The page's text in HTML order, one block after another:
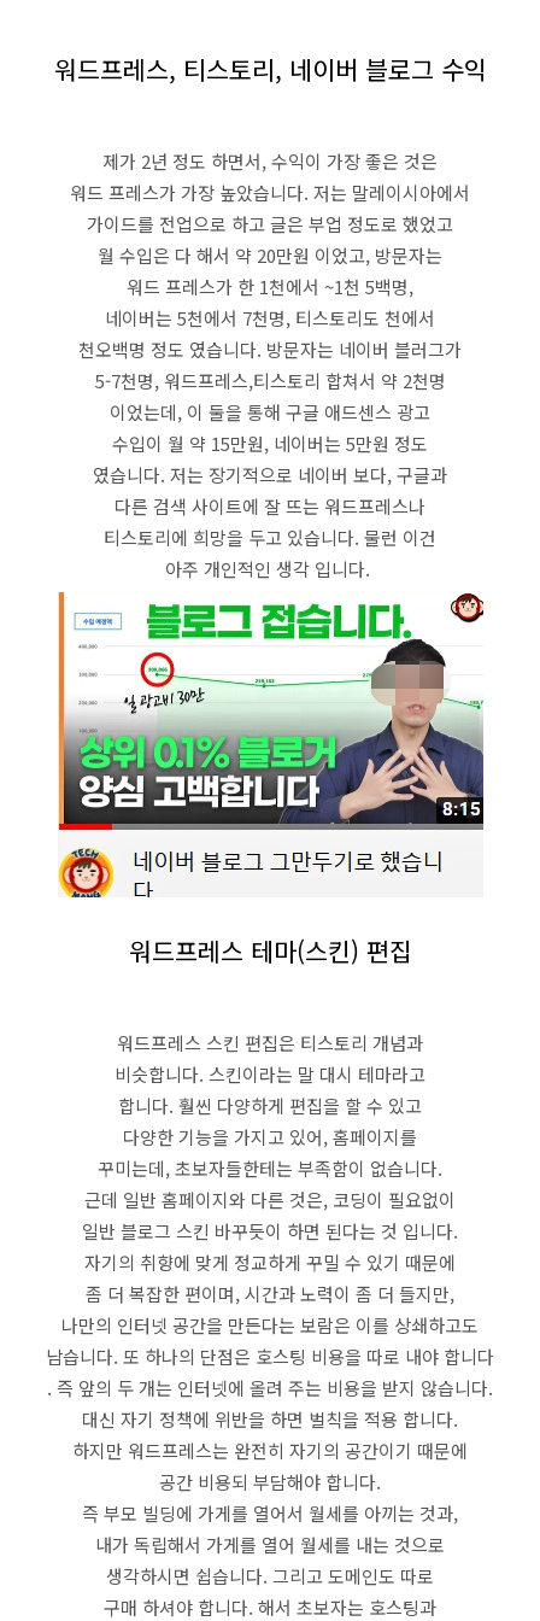
워드프레스, 티스토리, 네이버 블로그 수익
제가 2년 정도 하면서, 수익이 가장 좋은 것은
워드 프레스가 가장 높았습니다. 저는 말레이시아에서
가이드를 전업으로 하고 글은 부업 정도로 했었고
월 수입은 다 해서 약 20만원 이었고, 방문자는
워드 프레스가 한 1천에서 ~1천 5백명,
네이버는 5천에서 7천명, 티스토리도 천에서
천오백명 정도 였습니다. 방문자는 네이버 블러그가
5-7천명, 워드프레스,티스토리 합쳐서 약 2천명
이었는데, 이 둘을 통해 구글 애드센스 광고
수입이 월 약 15만원, 네이버는 5만원 정도
였습니다. 저는 장기적으로 네이버 보다, 구글과
다른 검색 사이트에 잘 뜨는 워드프레스나
티스토리에 희망을 두고 있습니다. 물런 이건
아주 개인적인 생각 입니다.
워드프레스 테마(스킨) 편집
워드프레스 스킨 편집은 티스토리 개념과
비슷합니다. 스킨이라는 말 대시 테마라고
합니다. 훨씬 다양하게 편집을 할 수 있고
다양한 기능을 가지고 있어, 홈페이지를
꾸미는데, 초보자들한테는 부족함이 없습니다.
근데 일반 홈페이지와 다른 것은, 코딩이 필요없이
일반 블로그 스킨 바꾸듯이 하면 된다는 것 입니다.
자기의 취향에 맞게 정교하게 꾸밀 수 있기 때문에
좀 더 복잡한 편이며, 시간과 노력이 좀 더 들지만,
나만의 인터넷 공간을 만든다는 보람은 이를 상쇄하고도
남습니다. 또 하나의 단점은 호스팅 비용을 따로 내야 합니다
. 즉 앞의 두 개는 인터넷에 올려 주는 비용을 받지 않습니다.
대신 자기 정책에 위반을 하면 벌칙을 적용 합니다.
하지만 워드프레스는 완전히 자기의 공간이기 때문에
공간 비용되 부담해야 합니다.
즉 부모 빌딩에 가게를 열어서 월세를 아끼는 것과,
내가 독립해서 가게를 열어 월세를 내는 것으로
생각하시면 쉽습니다. 그리고 도메인도 따로
구매 하셔야 합니다. 해서 초보자는 호스팅과